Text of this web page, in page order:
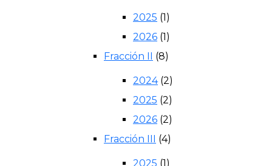
2025 (1)
2026 (1)
Fracción II
(8)
2024(2)
2025 (2)
2026 (2)
Fracción III
(4)
2025 (1)